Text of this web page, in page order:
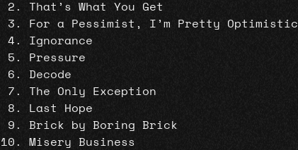
That’s What You Get
For a Pessimist, I’m Pretty Optimistic
Ignorance
Pressure
Decode
The Only Exception
Last Hope
Brick by Boring Brick
Misery Business